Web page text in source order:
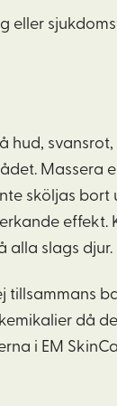
eller
hud,
Massera
sköljas bort
effekt.
alla slags djur.
tillsammans
då
i EM